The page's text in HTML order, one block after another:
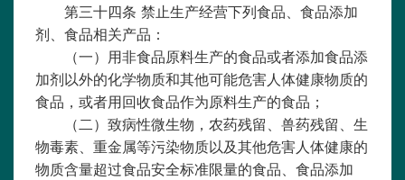
第三十四条 禁止生产经营下列食品、食品添加
剂、食品相关产品：
（一）用非食品原料生产的食品或者添加食品添
加剂以外的化学物质和其他可能危害人体健康物质的
食品，或者用回收食品作为原料生产的食品；
（二）致病性微生物，农药残留、兽药残留、生
物毒素、重金属等污染物质以及其他危害人体健康的
物质含量超过食品安全标准限量的食品、食品添加